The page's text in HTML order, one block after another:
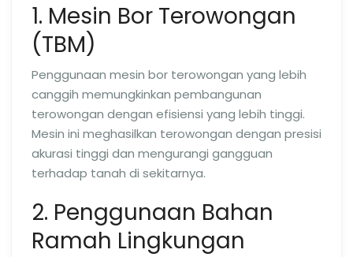
1. Mesin Bor Terowongan
(TBM)
Penggunaan mesin bor terowongan yang lebih
canggih memungkinkan pembangunan
terowongan dengan efisiensi yang lebih tinggi.
Mesin ini meghasilkan terowongan dengan presisi
akurasi tinggi dan mengurangi gangguan
terhadap tanah di sekitarnya.
2. Penggunaan Bahan
Ramah Lingkungan